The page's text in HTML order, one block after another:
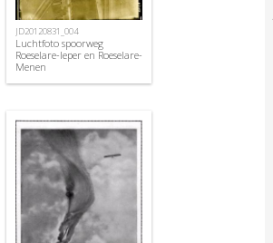
JD20120831_004
Luchtfoto spoorweg
Roeselare-Ieper en Roeselare-
Menen